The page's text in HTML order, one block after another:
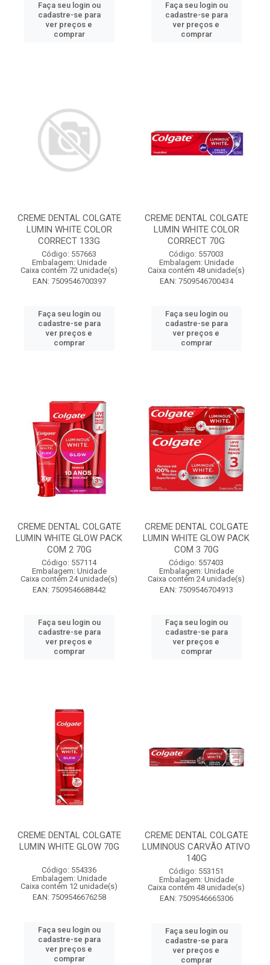
Faça seu login ou
cadastre-se para
ver preços e
comprar
Faça seu login ou
cadastre-se para
ver preços e
comprar
CREME DENTAL COLGATE
LUMIN WHITE COLOR
CORRECT 133G
Código: 557663
Embalagem: Unidade
Caixa contém 72 unidade(s)
EAN: 7509546700397
Faça seu login ou
cadastre-se para
ver preços e
comprar
CREME DENTAL COLGATE
LUMIN WHITE COLOR
CORRECT 70G
Código: 557003
Embalagem: Unidade
Caixa contém 48 unidade(s)
EAN: 7509546700434
Faça seu login ou
cadastre-se para
ver preços e
comprar
CREME DENTAL COLGATE
LUMIN WHITE GLOW PACK
COM 2 70G
Código: 557114
Embalagem: Unidade
Caixa contém 24 unidade(s)
EAN: 7509546688442
Faça seu login ou
cadastre-se para
ver preços e
comprar
CREME DENTAL COLGATE
LUMIN WHITE GLOW PACK
COM 3 70G
Código: 557403
Embalagem: Unidade
Caixa contém 24 unidade(s)
EAN: 7509546704913
Faça seu login ou
cadastre-se para
ver preços e
comprar
CREME DENTAL COLGATE
LUMIN WHITE GLOW 70G
Código: 554336
Embalagem: Unidade
Caixa contém 12 unidade(s)
EAN: 7509546676258
Faça seu login ou
cadastre-se para
ver preços e
comprar
CREME DENTAL COLGATE
LUMINOUS CARVÃO ATIVO
140G
Código: 553151
Embalagem: Unidade
Caixa contém 48 unidade(s)
EAN: 7509546665306
Faça seu login ou
cadastre-se para
ver preços e
comprar